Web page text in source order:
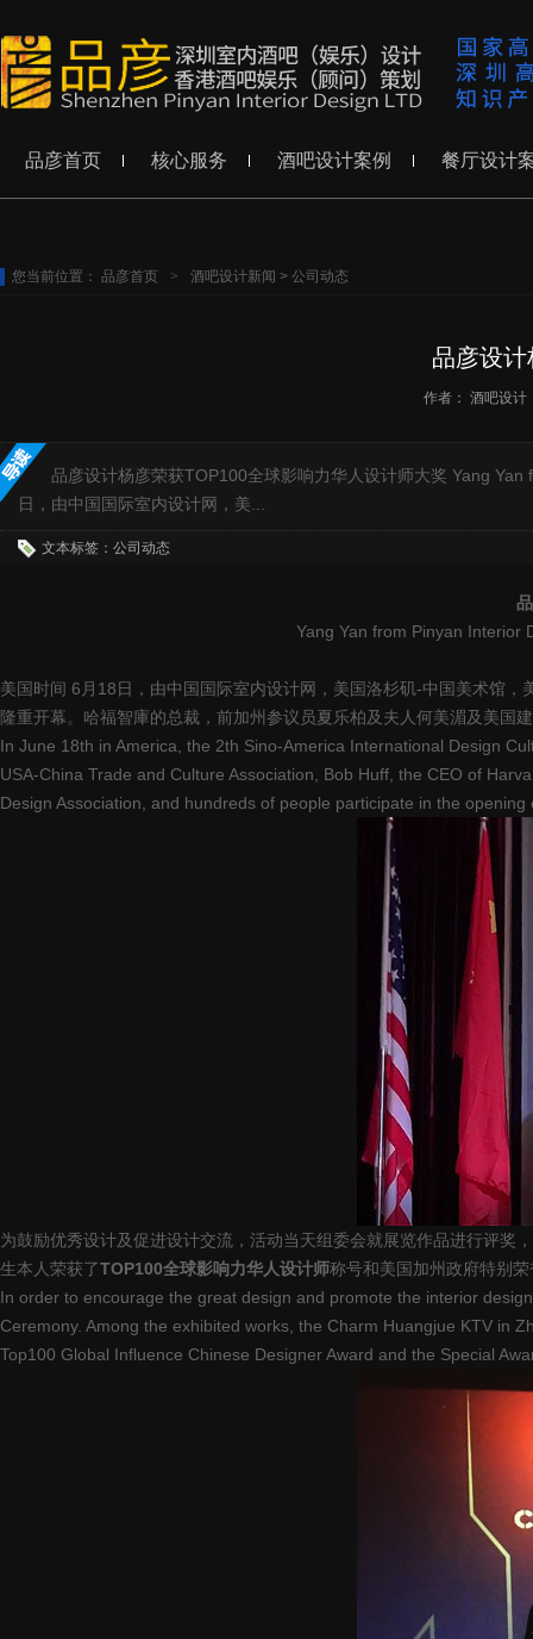
品彦首页 核心服务 酒吧设计案例 餐厅设计
您当前位置： 品彦首页 > 酒吧设计新闻 > 公司动态
品彦设
作者： 酒吧设计
品彦设计杨彦荣获TOP100全球影响力华人设计师大奖 Yang
日，由中国国际室内设计网，美...
文本标签：公司动态
Yang Yan from Pinyan Interior
美国时间 6月18日，由中国国际室内设计网，美国洛杉矶-中国美术馆
隆重开幕。哈福智庫的总裁，前加州参议员夏乐柏及夫人何美湄及美国
In June 18th in America, the 2th Sino-America International Design
USA-China Trade and Culture Association, Bob Huff, the CEO of
Design Association, and hundreds of people participate in the
为鼓励优秀设计及促进设计交流，活动当天组委会就展览作品进行评奖
生本人荣获了TOP100全球影响力华人设计师称号和美国加州政府特别
In order to encourage the great design and promote the interior
Ceremony. Among the exhibited works, the Charm Huangjue KTV in
Top100 Global Influence Chinese Designer Award and the Special